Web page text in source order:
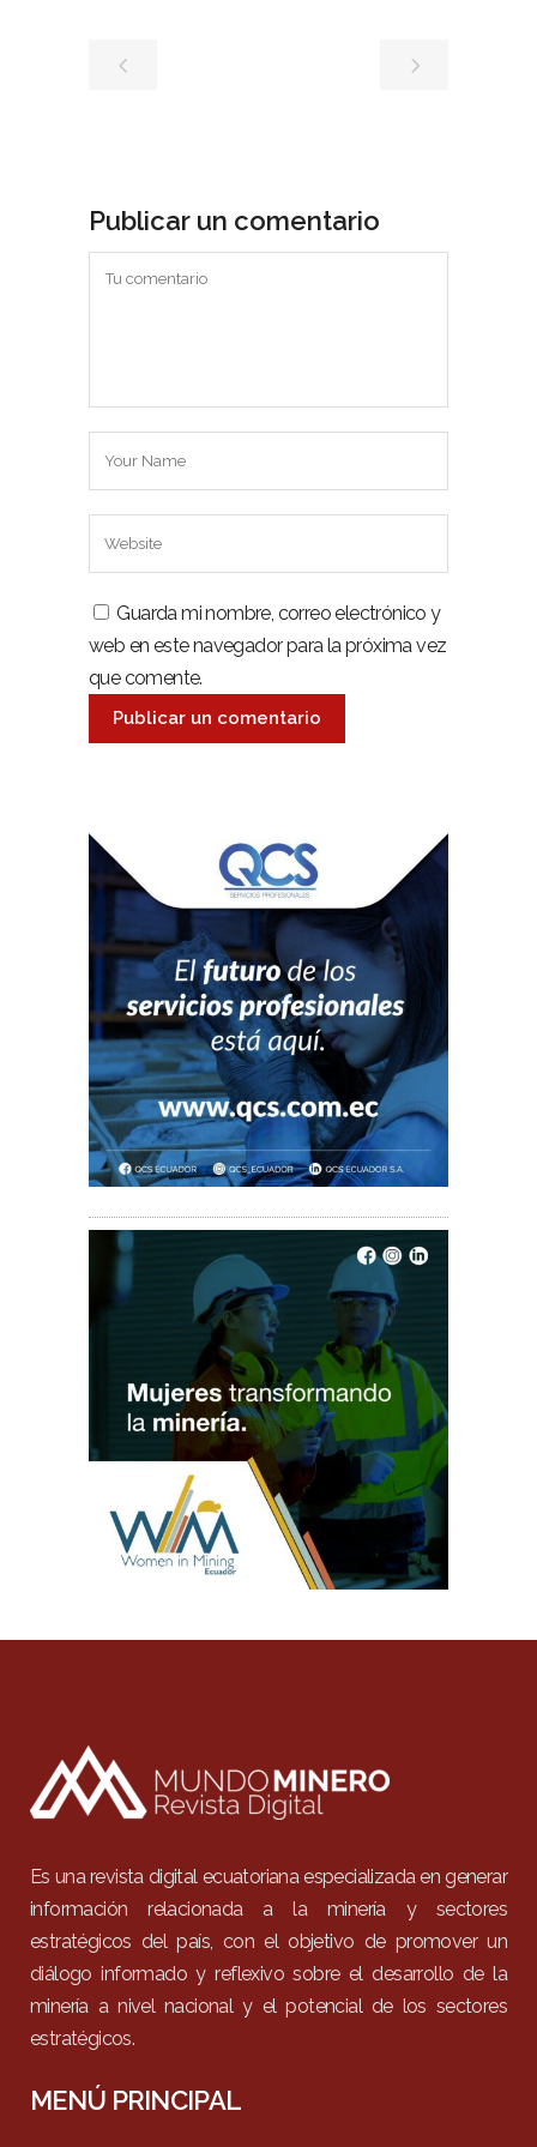
Publicar un comentario
Guarda mi nombre, correo electrónico y
web en este navegador para la próxima vez
que comente.
Es una revista digital ecuatoriana especializada en generar
información relacionada a la minería y sectores
estratégicos del país, con el objetivo de promover un
diálogo informado y reflexivo sobre el desarrollo de la
minería a nivel nacional y el potencial de los sectores
estratégicos.
MENÚ PRINCIPAL